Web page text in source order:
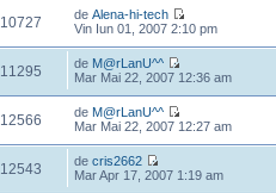
10727 de Alena-hi-tech
Vin Iun 01, 2007 2:10 pm
11295 de M@rLanU^^
Mar Mai 22, 2007 12:36 am
12566 de M@rLanU^^
Mar Mai 22, 2007 12:27 am
12543 de cris2662
Mar Apr 17, 2007 1:19 am